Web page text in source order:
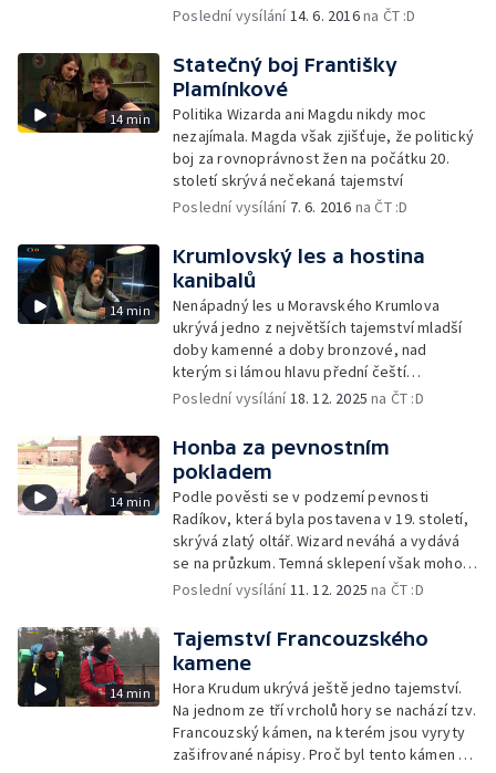
Poslední vysílání14. 6. 2016na ČT :D
14 min
Statečný boj Františky
Plamínkové
Politika Wizarda ani Magdu nikdy moc
nezajímala. Magda však zjišťuje, že politický
boj za rovnoprávnost žen na počátku 20.
století skrývá nečekaná tajemství
Poslední vysílání 7. 6. 2016 na ČT :D
14 min
Krumlovský les a hostina
kanibalů
Nenápadný les u Moravského Krumlova
ukrývá jedno z největších tajemství mladší
doby kamenné a doby bronzové, nad
kterým si lámou hlavu přední čeští
archeologové
Poslední vysílání18. 12. 2025 na ČT :D
14 min
Honba za pevnostním
pokladem
Podle pověsti se v podzemí pevnosti
Radíkov, která byla postavena v 19. století,
skrývá zlatý oltář. Wizard neváhá a vydává
se na průzkum. Temná sklepení však mohou
být nebezpečná...
Poslední vysílání11. 12. 2025 na ČT :D
14 min
Tajemství Francouzského
kamene
Hora Krudum ukrývá ještě jedno tajemství.
Na jednom ze tří vrcholů hory se nachází tzv.
Francouzský kámen, na kterém jsou vyryty
zašifrované nápisy. Proč byl tento kámen na